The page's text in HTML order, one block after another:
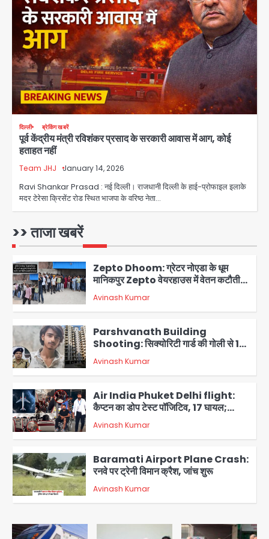
दिल्ली ब्रेकिंग खबरें
पूर्व केंद्रीय मंत्री रविशंकर प्रसाद के सरकारी आवास में आग, कोई
हताहत नहीं
Team JHJ January 14, 2026
Ravi Shankar Prasad : नई दिल्ली। राजधानी दिल्ली के हाई-प्रोफाइल इलाके
मदर टेरेसा क्रिसेंट रोड स्थित भाजपा के वरिष्ठ नेता…
>> ताजा खबरें
3
Parshvanath Building
Shooting: सिक्योरिटी गार्ड की गोली से 17
वर्षीय किशोर की मौत
Avinash Kumar
4
Air India Phuket Delhi flight:
कैप्टन का डोप टेस्ट पॉजिटिव, 17 घायल;
DGCA जांच जारी
Avinash Kumar
Baramati Airport Plane Crash:
Avinash Kumar
1
Shaheen Bagh News: बारिश के बाद
2
Zepto Dhoom: ग्रेटर नोएडा के धूम
मानिकपुर Zepto वेयरहाउस में वेतन कटौती
को लेकर 100 से ज्यादा कर्मचारियों का विरोध
प्रदर्शन
Avinash Kumar
3
Parshvanath Building
Shooting: सिक्योरिटी गार्ड की गोली से 17
वर्षीय किशोर की मौत
Avinash Kumar
4
Air India Phuket Delhi flight:
कैप्टन का डोप टेस्ट पॉजिटिव, 17 घायल;
DGCA जांच जारी
Avinash Kumar
5
Baramati Airport Plane Crash:
रनवे पर ट्रेनी विमान क्रैश, जांच शुरू
Avinash Kumar
Shaheen Bagh News: बारिश के बाद
शाहीन बाग में जलभराव और गड्ढे, सीवर काम से